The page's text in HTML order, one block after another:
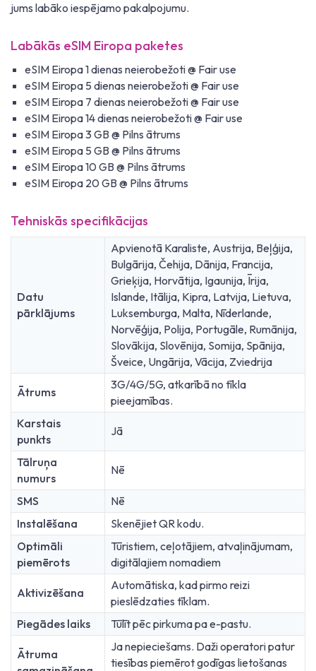
jums labāko iespējamo pakalpojumu.
Labākās eSIM Eiropa paketes
eSIM Eiropa 1 dienas neierobežoti @ Fair use
eSIM Eiropa 5 dienas neierobežoti @ Fair use
eSIM Eiropa 7 dienas neierobežoti @ Fair use
eSIM Eiropa 14 dienas neierobežoti @ Fair use
eSIM Eiropa 3 GB @ Pilns ātrums
eSIM Eiropa 5 GB @ Pilns ātrums
eSIM Eiropa 10 GB @ Pilns ātrums
eSIM Eiropa 20 GB @ Pilns ātrums
Tehniskās specifikācijas
Datu
pārklājums
Apvienotā Karaliste, Austrija, Beļģija,
Bulgārija, Čehija, Dānija, Francija,
Grieķija, Horvātija, Igaunija, Īrija,
Islande, Itālija, Kipra, Latvija, Lietuva,
Luksemburga, Malta, Nīderlande,
Norvēģija, Polija, Portugāle, Rumānija,
Slovākija, Slovēnija, Somija, Spānija,
Šveice, Ungārija, Vācija, Zviedrija
Ātrums
3G/4G/5G, atkarībā no tīkla
pieejamības.
Karstais
punkts
Jā
Tālruņa
numurs
Nē
SMS
Nē
Instalēšana
Skenējiet QR kodu.
Optimāli
piemērots
Tūristiem, ceļotājiem, atvaļinājumam,
digitālajiem nomadiem
Aktivizēšana
Automātiska, kad pirmo reizi
pieslēdzaties tīklam.
Piegādes laiks
Tūlīt pēc pirkuma pa e-pastu.
Ātruma
Ja nepieciešams. Daži operatori patur
tiesības piemērot godīgas lietošanas